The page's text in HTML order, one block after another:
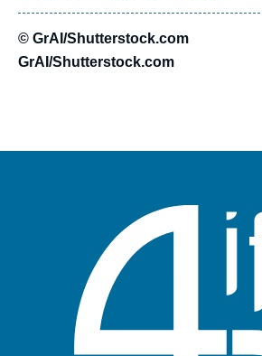
© GrAI/Shutterstock.com
GrAI/Shutterstock.com